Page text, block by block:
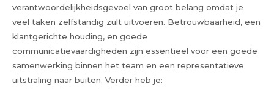
verantwoordelijkheidsgevoel van groot belang omdat je
veel taken zelfstandig zult uitvoeren. Betrouwbaarheid, een
klantgerichte houding, en goede
communicatievaardigheden zijn essentieel voor een goede
samenwerking binnen het team en een representatieve
uitstraling naar buiten. Verder heb je: